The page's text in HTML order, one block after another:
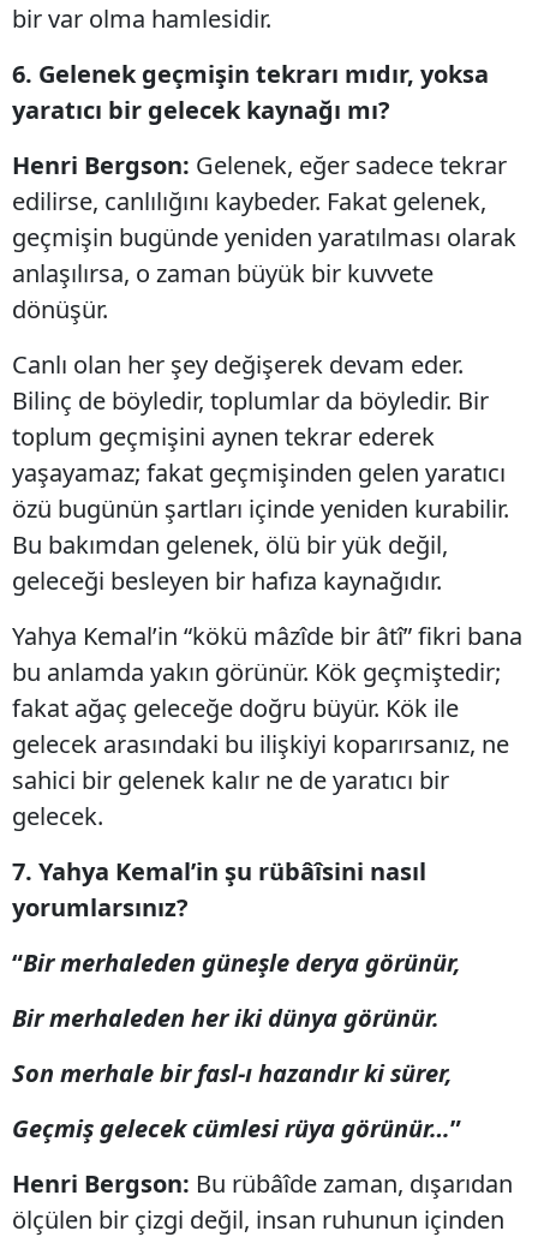
bir var olma hamlesidir.
6. Gelenek geçmişin tekrarı mıdır, yoksa
yaratıcı bir gelecek kaynağı mı?
Henri Bergson: Gelenek, eğer sadece tekrar
edilirse, canlılığını kaybeder. Fakat gelenek,
geçmişin bugünde yeniden yaratılması olarak
anlaşılırsa, o zaman büyük bir kuvvete
dönüşür.
Canlı olan her şey değişerek devam eder.
Bilinç de böyledir, toplumlar da böyledir. Bir
toplum geçmişini aynen tekrar ederek
yaşayamaz; fakat geçmişinden gelen yaratıcı
özü bugünün şartları içinde yeniden kurabilir.
Bu bakımdan gelenek, ölü bir yük değil,
geleceği besleyen bir hafıza kaynağıdır.
Yahya Kemal’in “kökü mâzîde bir âtî” fikri bana
bu anlamda yakın görünür. Kök geçmiştedir;
fakat ağaç geleceğe doğru büyür. Kök ile
gelecek arasındaki bu ilişkiyi koparırsanız, ne
sahici bir gelenek kalır ne de yaratıcı bir
gelecek.
7. Yahya Kemal’in şu rübâîsini nasıl
yorumlarsınız?
“Bir merhaleden güneşle derya görünür,
Bir merhaleden her iki dünya görünür.
Son merhale bir fasl-ı hazandır ki sürer,
Geçmiş gelecek cümlesi rüya görünür…”
Henri Bergson: Bu rübâîde zaman, dışarıdan
ölçülen bir çizgi değil, insan ruhunun içinden